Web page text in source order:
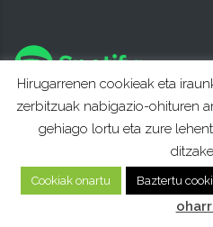
Hirugarrenen cookieak eta
zerbitzuak nabigazio-ohituren
gehiago lortu eta zure
Cookiak onartu Baztertu